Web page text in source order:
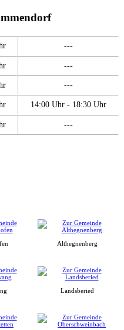
---
---
---
14:00 Uhr - 18:30 Uhr
---
Althegnenberg
Landsberied